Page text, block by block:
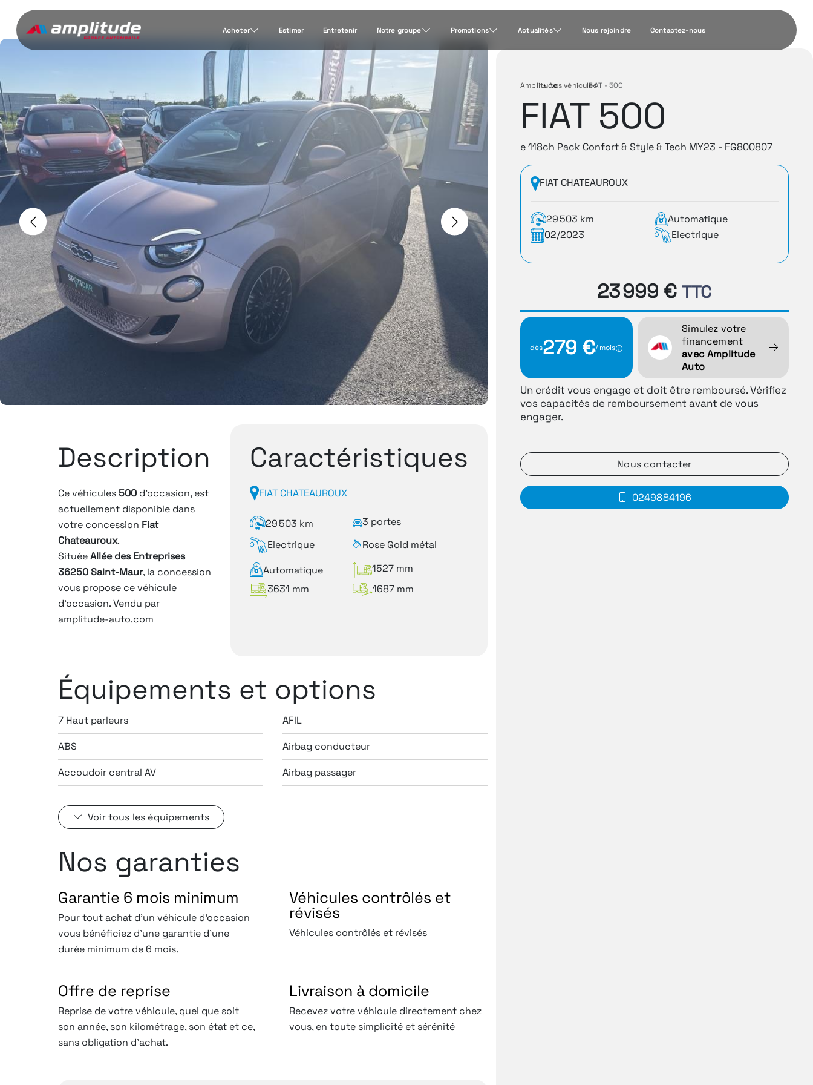
Acheter Estimer Entretenir Notre groupe Promotions Actualités Nous rejoindre Contactez-nous
Previous Next
Amplitude
›
Nos véhicules
›
FIAT - 500
FIAT 500
e 118ch Pack Confort & Style & Tech MY23 - FG800807
FIAT CHATEAUROUX
29 503 km
Automatique
02/2023
Electrique
23 999 €TTC
dès279 €/ mois
Simulez votre
financement
avec Amplitude
Auto
Un crédit vous engage et doit être remboursé. Vérifiez
vos capacités de remboursement avant de vous
engager.
Nous contacter
0249884196
Description
Ce véhicules500 d'occasion, est
actuellement disponible dans
votre concession Fiat
Chateauroux.
SituéeAllée des Entreprises
36250 Saint-Maur, la concession
vous propose ce véhicule
d'occasion. Vendu par
amplitude-auto.com
Caractéristiques
FIAT CHATEAUROUX
29 503 km
3 portes
Electrique
Rose Gold métal
Automatique
1527 mm
3631 mm
1687 mm
Équipements et options
7 Haut parleurs
ABS
Accoudoir central AV
AFIL
Airbag conducteur
Airbag passager
Voir tous les équipements
Nos garanties
Garantie 6 mois minimum
Pour tout achat d'un véhicule d'occasion
vous bénéficiez d'une garantie d'une
durée minimum de 6 mois.
Véhicules contrôlés et
révisés
Véhicules contrôlés et révisés
Offre de reprise
Reprise de votre véhicule, quel que soit
son année, son kilométrage, son état et ce,
sans obligation d’achat.
Livraison à domicile
Recevez votre véhicule directement chez
vous, en toute simplicité et sérénité